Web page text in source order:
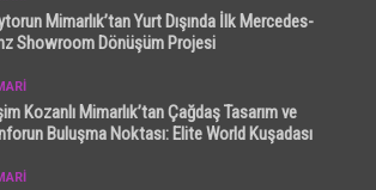
Mimarlık’tan Yurt Dışında İlk Mercedes-
Showroom Dönüşüm Projesi
Kozanlı Mimarlık’tan Çağdaş Tasarım ve
Buluşma Noktası: Elite World Kuşadası